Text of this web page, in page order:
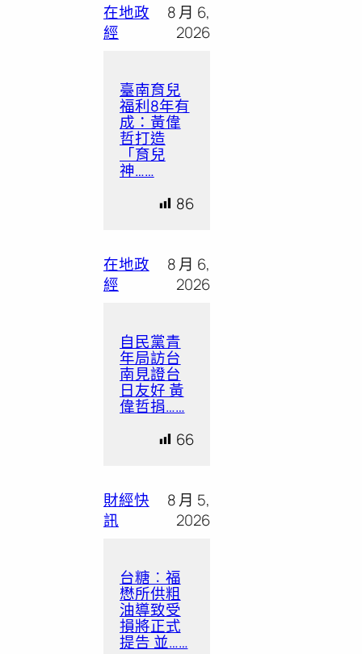
在地政
經
8 月 6,
2026
臺南育兒
福利8年有
成：黃偉
哲打造
「育兒
神……
86
在地政
經
8 月 6,
2026
自民黨青
年局訪台
南見證台
日友好 黃
偉哲捐……
66
財經快
訊
8 月 5,
2026
台糖︰福
懋所供粗
油導致受
損將正式
提告 並……